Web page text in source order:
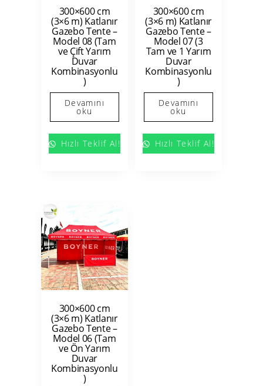
300×600 cm
(3×6 m) Katlanır
Gazebo Tente –
Model 08 (Tam
ve Çift Yarım
Duvar
Kombinasyonlu
)
Devamını
oku
Hızlı Teklif Al!
300×600 cm
(3×6 m) Katlanır
Gazebo Tente –
Model 07 (3
Tam ve 1 Yarım
Duvar
Kombinasyonlu
)
Devamını
oku
Hızlı Teklif Al!
300×600 cm
(3×6 m) Katlanır
Gazebo Tente –
Model 06 (Tam
ve Ön Yarım
Duvar
Kombinasyonlu
)